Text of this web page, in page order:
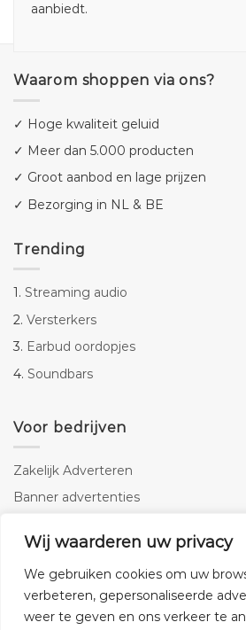
Wij waarderen uw privacy
We gebruiken cookies om uw
verbeteren, gepersonaliseerde
weer te geven en ons verkeer te
aanbiedt.
Waarom shoppen via ons?
✓ Hoge kwaliteit geluid
✓ Meer dan 5.000 producten
✓ Groot aanbod en lage prijzen
✓ Bezorging in NL & BE
Trending
1. Streaming audio
2. Versterkers
3. Earbud oordopjes
4. Soundbars
Voor bedrijven
Zakelijk Adverteren
Banner advertenties
SEO copywriting